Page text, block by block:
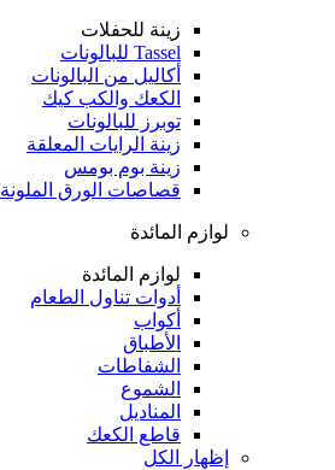
زينة للحفلات
Tassel للبالونات
أكاليل من البالونات
الكعك والكب كيك
توبرز للبالونات
زينة الرايات المعلقة
زينة بوم بومس
قصاصات الورق الملونة
لوازم المائدة
لوازم المائدة
أدوات تناول الطعام
أكواب
الأطباق
الشفاطات
الشموع
المناديل
قاطع الكعك
إظهار الكل